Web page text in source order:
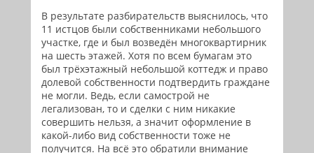
В результате разбирательств выяснилось, что
11 истцов были собственниками небольшого
участке, где и был возведён многоквартирник
на шесть этажей. Хотя по всем бумагам это
был трёхэтажный небольшой коттедж и право
долевой собственности подтвердить граждане
не могли. Ведь, если самострой не
легализован, то и сделки с ним никакие
совершить нельзя, а значит оформление в
какой-либо вид собственности тоже не
получится. На всё это обратили внимание